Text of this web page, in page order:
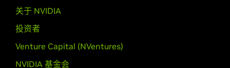
关于 NVIDIA
投资者
Venture Capital (NVentures)
NVIDIA 基金会